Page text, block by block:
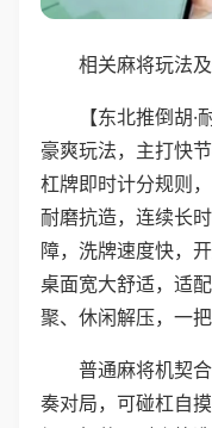
相关麻将玩法
【东北推倒胡
豪爽玩法，主打快
杠牌即时计分规则
耐磨抗造，连续长
障，洗牌速度快，
桌面宽大舒适，适
聚、休闲解压，一
普通麻将机契
奏对局，可碰杠自